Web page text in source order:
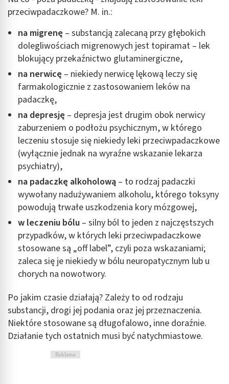
przeciwpadaczkowe? M. in.:
na migrenę – substancją zalecaną przy głębokich
dolegliwościach migrenowych jest topiramat – lek
blokujący przekaźnictwo glutaminergiczne,
na nerwicę – niekiedy nerwicę lękową leczy się
farmakologicznie z zastosowaniem leków na
padaczkę,
na depresję – depresja jest drugim obok nerwicy
zaburzeniem o podłożu psychicznym, w którego
leczeniu stosuje się niekiedy leki przeciwpadaczkowe
(wyłącznie jednak na wyraźne wskazanie lekarza
psychiatry),
na padaczkę alkoholową – to rodzaj padaczki
wywołany nadużywaniem alkoholu, którego toksyny
powodują trwałe uszkodzenia kory mózgowej,
w leczeniu bólu – silny ból to jeden z najczęstszych
przypadków, w których leki przeciwpadaczkowe
stosowane są „off label”, czyli poza wskazaniami;
zaleca się je niekiedy w bólu neuropatycznym lub u
chorych na nowotwory.
Po jakim czasie działają? Zależy to od rodzaju
substancji, drogi jej podania oraz jej przeznaczenia.
Niektóre stosowane są długofalowo, inne doraźnie.
Działanie tych ostatnich musi być natychmiastowe.
Reklama